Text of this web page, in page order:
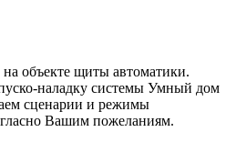
объекте щиты автоматики.
наладку системы Умный дом
сценарии и режимы
Вашим пожеланиям.